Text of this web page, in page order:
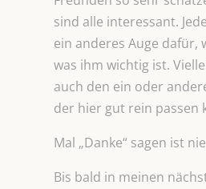
sind alle interessant.
ein anderes Auge dafür,
was ihm wichtig ist.
auch den ein oder
der hier gut rein passen
Mal „Danke“ sagen ist
Bis bald in meinen